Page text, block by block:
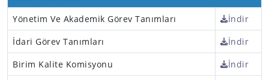
Yönetim Ve Akademik Görev Tanımları
İndir
İdari Görev Tanımları
İndir
Birim Kalite Komisyonu
İndir